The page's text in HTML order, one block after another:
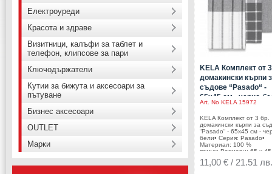
KELA Комплект от
домакински кърпи
съдове “Pasado“ -
65х45 см - черно-
Art. No KELA 15972
KELA Комплект от 3 бр.
домакински кърпи за
“Pasado“ - 65х45 см -
бели• Серия: Pasado•
Материал: 100 %
памук• Размери: 65 х 45
С халка за закачане•
Цвят: черен / бял•
11,00 € / 21.51 лв.
Електроуреди
Красота и здраве
Визитници, калъфи за таблет и
телефон, клипсове за пари
Ключодържатели
Кутии за бижута и аксесоари за
пътуване
Бизнес аксесоари
OUTLET
Марки